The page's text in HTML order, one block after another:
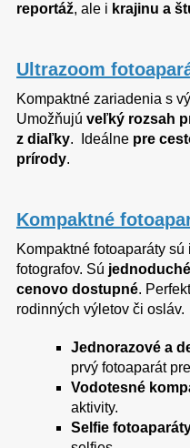
reportáž, ale i krajinu a
Ultrazoom
Kompaktné zariadenia s
Umožňujú veľký rozsah
z diaľky. Ideálne pre
prírody.
Kompaktné
Kompaktné fotoaparáty
fotografov. Sú
cenovo dostupné.
rodinných výletov či osláv.
Jednorazové a
prvý fotoaparát
Vodotesné
aktivity.
Selfie